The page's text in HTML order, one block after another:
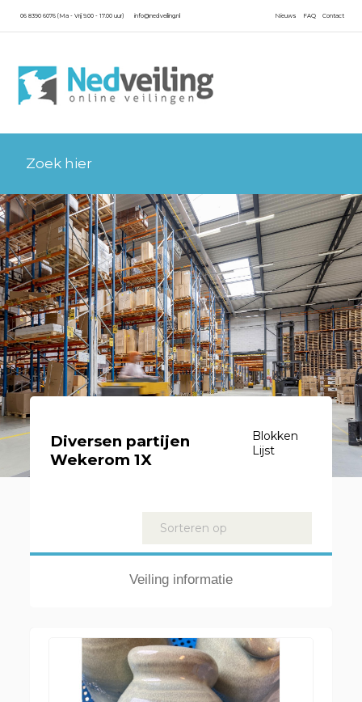
06 8390 6076 (Ma - Vrij 9.00 - 17.00 uur) info@nedveiling.nl Contact
FAQ
Nieuws
Diversen partijen
Wekerom 1X
Blokken
Lijst
Kavels
Veiling informatie
Sorteren op